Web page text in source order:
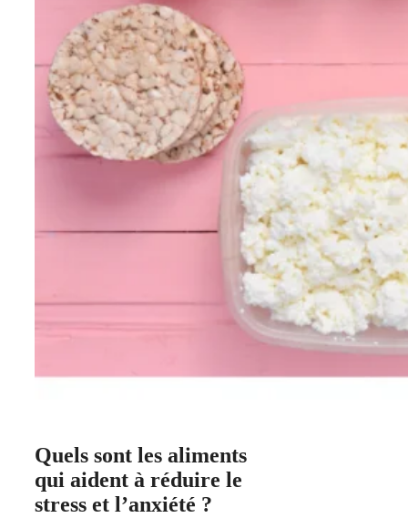
Quels sont les aliments
qui aident à réduire le
stress et l’anxiété ?